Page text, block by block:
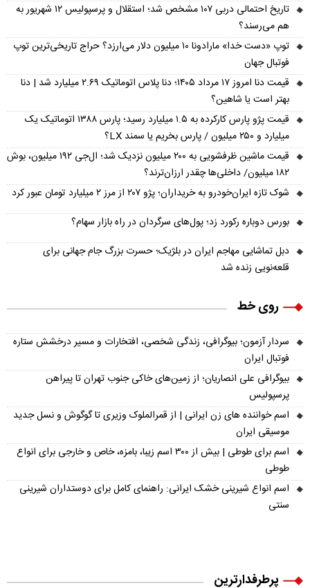
تاریخ احتمالی دربی ۱۰۷ مشخص شد؛ استقلال و پرسپولیس ۱۲ شهریور به
هم می‌رسند؟
توپ «دست خدا» مارادونا ۱۰ میلیون دلار می‌ارزد؟ حراج تاریخی‌ترین توپ
فوتبال جهان
قیمت دنا امروز ۱۷ مرداد ۱۴۰۵؛ دنا پلاس اتوماتیک ۲.۶۹ میلیارد شد | دنا
بهتر است یا شاهین؟
قیمت پژو پارس کارکرده به ۱.۵ میلیارد رسید؛ پارس ۱۳۸۸ اتوماتیک یک
میلیارد و ۲۵۰ میلیون / پارس بخریم یا سمند LX؟
قیمت ماشین ظرفشویی به ۲۰۰ میلیون نزدیک شد؛ ال‌جی ۱۹۲ میلیون، بوش
۱۸۲ میلیون/ داخلی‌ها چقدر ارزان‌ترند؟
شوک تازه ایران‌خودرو به خریداران؛ پژو ۲۰۷ از مرز ۲ میلیارد تومان عبور کرد
بورس دوباره رکورد زد؛ پول‌های سرگردان در راه بازار سهام؟
دبل تماشایی مهاجم ایران در بلژیک؛ حسرت بزرگ جام جهانی برای
قلعه‌نویی زنده شد
روی خط
سردار آزمون؛ بیوگرافی، زندگی شخصی، افتخارات و مسیر درخشش ستاره
فوتبال ایران
بیوگرافی علی انصاریان؛ از زمین‌های خاکی جنوب تهران تا پیراهن
پرسپولیس
اسم خواننده های زن ایرانی | از قمرالملوک وزیری تا گوگوش و نسل جدید
موسیقی ایران
اسم برای طوطی | بیش از ۳۰۰ اسم زیبا، بامزه، خاص و خارجی برای انواع
طوطی
اسم انواع شیرینی خشک ایرانی: راهنمای کامل برای دوستداران شیرینی
سنتی
پرطرفدارترین